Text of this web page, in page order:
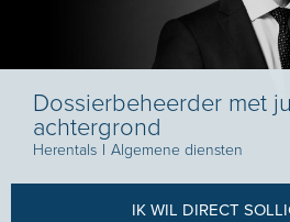
Dossierbeheerder met
achtergrond
Herentals I Algemene diensten
IK WIL DIRECT